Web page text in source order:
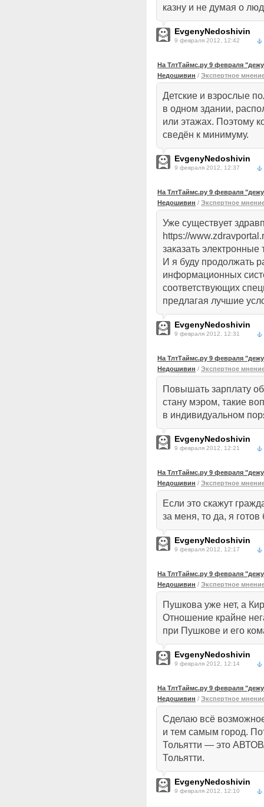
казну и не думая о
EvgenyNedoshivin
9 февраля 2012, 12:42
На ТлтТаймс.ру 9 февраля
Недошивин / Экспертное
Детские и взрослые
в одном здании,
или этажах. Поэтому
сведён к минимуму.
EvgenyNedoshivin
9 февраля 2012, 12:37
На ТлтТаймс.ру 9 февраля
Недошивин / Экспертное
Уже существует
https://
заказать
И я буду продолжать
информационных
соответствующих
предлагая лучшие
EvgenyNedoshivin
9 февраля 2012, 12:31
На ТлтТаймс.ру 9 февраля
Недошивин / Экспертное
Повышать зарплату
стану мэром, такие
в индивидуальном
EvgenyNedoshivin
9 февраля 2012, 12:21
На ТлтТаймс.ру 9 февраля
Недошивин / Экспертное
Если это скажут
за меня, то да, я готов
EvgenyNedoshivin
9 февраля 2012, 12:17
На ТлтТаймс.ру 9 февраля
Недошивин / Экспертное
Пушкова уже нет, а
Отношение крайне
при Пушкове и его
EvgenyNedoshivin
9 февраля 2012, 12:14
На ТлтТаймс.ру 9 февраля
Недошивин / Экспертное
Сделаю всё
и тем самым город.
Тольятти — это
Тольятти.
EvgenyNedoshivin
9 февраля 2012, 12:10